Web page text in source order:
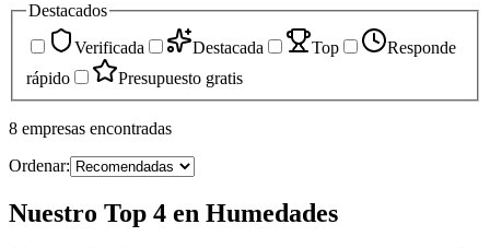
Destacados
Verificada
Destacada Top
Responde
rápido
Presupuesto gratis
8 empresas encontradas
Ordenar:
Nuestro Top 4 en Humedades